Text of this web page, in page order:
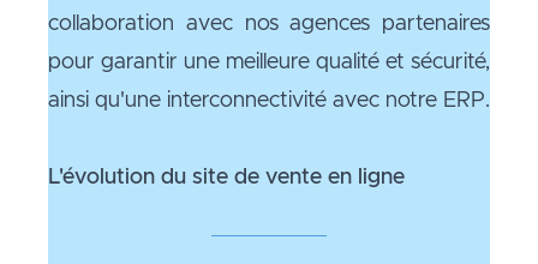
collaboration avec nos agences partenaires
pour garantir une meilleure qualité et sécurité,
ainsi qu'une interconnectivité avec notre ERP.
L'évolution du site de vente en ligne